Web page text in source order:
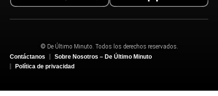
© De Último Minuto. Todos los derechos reservados.
Contáctanos
Sobre Nosotros – De Último Minuto
Política de privacidad